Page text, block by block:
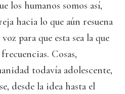
los humanos somos así,
hacia lo que aún resuena
para que esta sea la que
Cosas,
todavía adolescente,
desde la idea hasta el